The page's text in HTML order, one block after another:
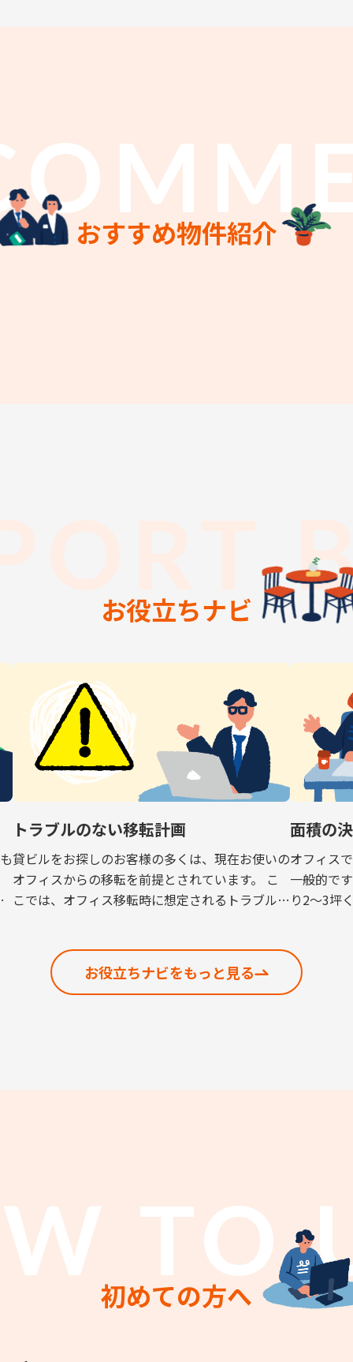
おすすめ物件紹介
お役立ちナビ
トラブルのない移転計画
貸ビルをお探しのお客様の多くは、現在お使いの
オフィスからの移転を前提とされています。 こ
こでは、オフィス移転時に想定されるトラブルを
面積の
オフィス
一般的で
り2～3坪
[…]
お役立ちナビをもっと見る
TO
初めての方へ